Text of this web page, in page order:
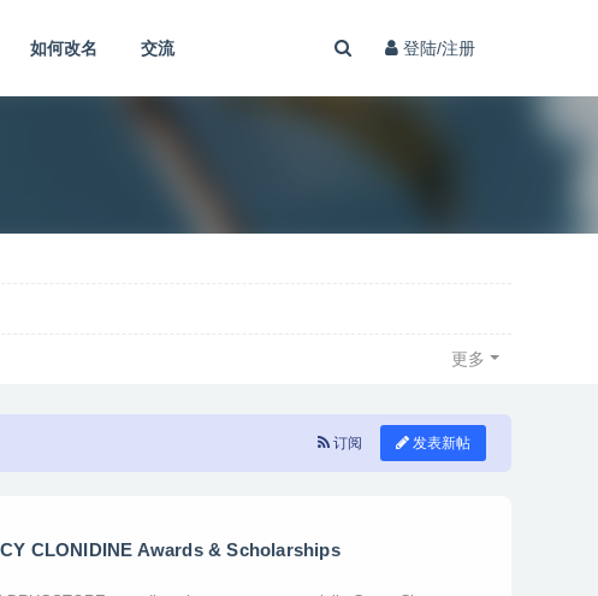
如何改名 交流 登陆/注册
更多
订阅 发表新帖
CLONIDINE Awards & Scholarships